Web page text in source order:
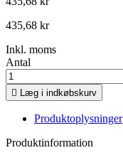
435,68 kr
Inkl. moms
Antal
 Læg i indkøbskurv
Produktoplysninger
Produktinformation